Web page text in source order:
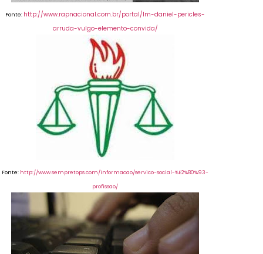
Fonte: http://www.rapnacional.com.br/portal/lm-daniel-pericles-
arruda-vulgo-elemento-convida/
Fonte: http://www.sempretops.com/informacao/servico-social-%E2%80%93-
profissao/